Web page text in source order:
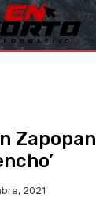
2021